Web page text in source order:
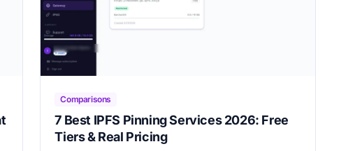
Comparisons
7 Best IPFS Pinning Services 2026: Free
Tiers & Real Pricing